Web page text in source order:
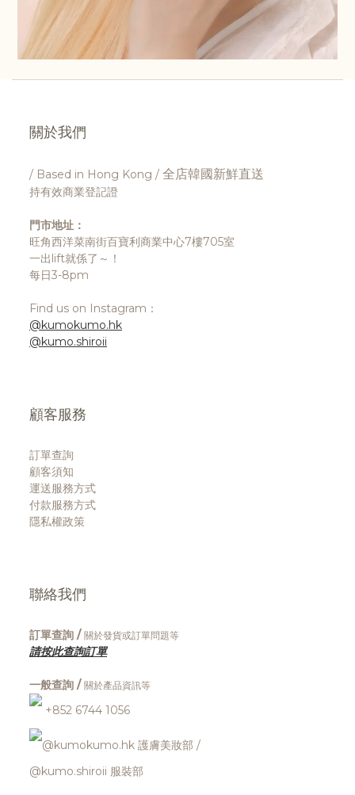
關於我們
/ Based in Hong Kong / 全店韓國新鮮直送
持有效商業登記證
門市地址：
旺角西洋菜南街百寶利商業中心7樓705室
一出lift就係了～！
每日3-8pm
Find us on Instagram：
@kumokumo.hk
@kumo.shiroii
顧客服務
訂單查詢
顧客須知
運送服務方式
付款服務方式
隱私權政策
聯絡我們
訂單查詢 / 關於發貨或訂單問題等
請按此查詢訂單
一般查詢 / 關於產品資訊等
+852 6744 1056
@kumokumo.hk 護膚美妝部 /
@kumo.shiroii 服裝部